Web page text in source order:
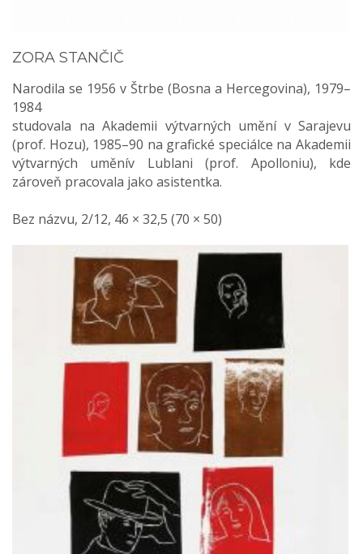
ZORA STANČIČ
Narodila se 1956 v Štrbe (Bosna a Hercegovina), 1979–
1984
studovala na Akademii výtvarných umění v Sarajevu
(prof. Hozu), 1985–90 na grafické speciálce na Akademii
výtvarných uměnív Lublani (prof. Apolloniu), kde
zároveň pracovala jako asistentka.
Bez názvu, 2/12, 46 × 32,5 (70 × 50)